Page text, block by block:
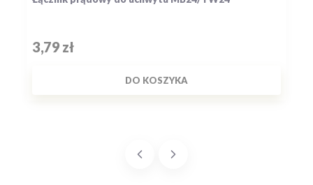
Cena
3,79 zł
DO KOSZYKA